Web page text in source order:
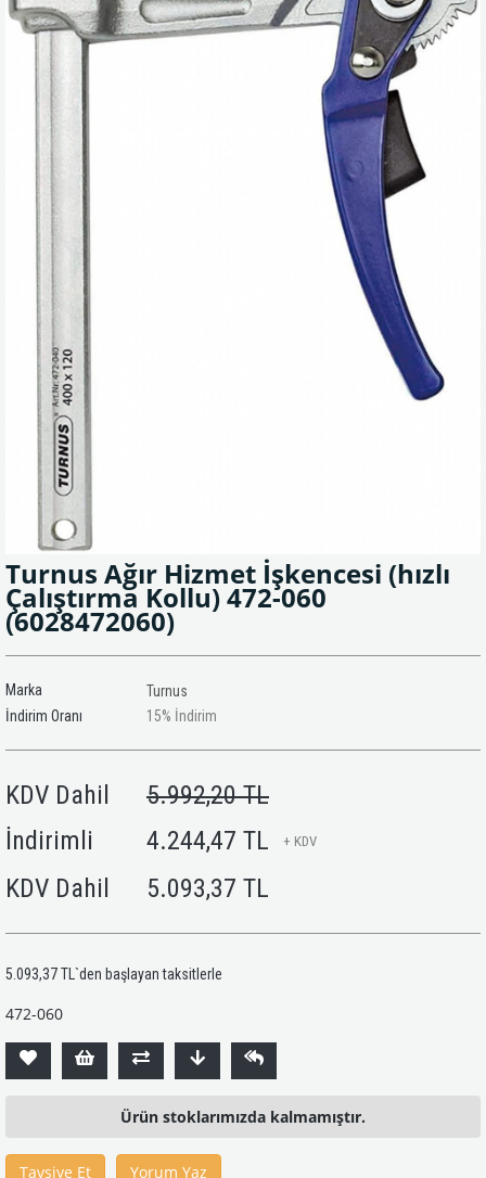
Turnus Ağır Hizmet İşkencesi (hızlı
Çalıştırma Kollu) 472-060
(6028472060)
Marka
Turnus
İndirim Oranı
%
15 İndirim
KDV Dahil
5.992,20 TL
İndirimli
4.244,47 TL + KDV
KDV Dahil 5.093,37 TL
5.093,37 TL `den başlayan taksitlerle
472-060
Ürün stoklarımızda kalmamıştır.
Tavsiye Et Yorum Yaz